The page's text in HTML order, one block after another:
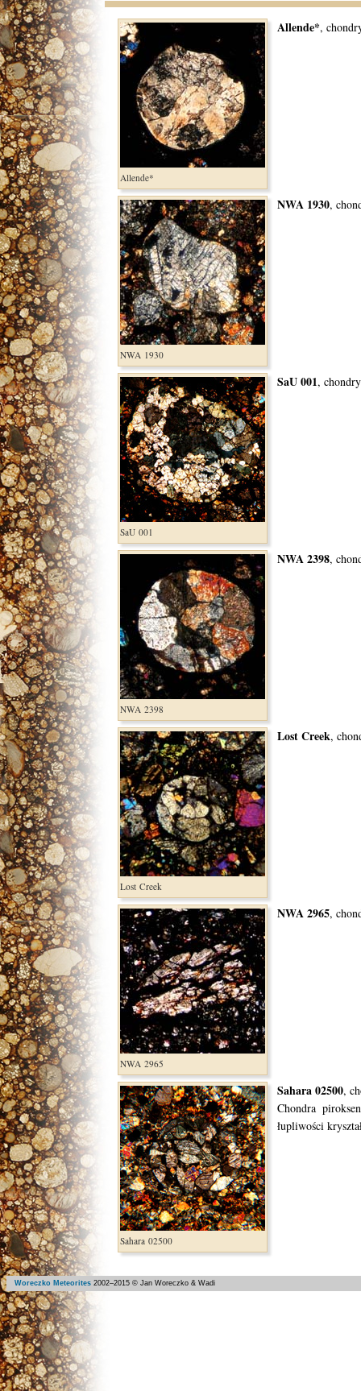
Allende*
Allende*,
NWA 1930
NWA 1930,
SaU 001
SaU 001,
NWA 2398
NWA 2398,
Lost Creek
Lost Creek,
NWA 2965
NWA 2965,
Sahara 02500
Sahara 02500,
Chondra
łupliwości
Woreczko Meteorites 2002–2015 © Jan Woreczko & Wadi